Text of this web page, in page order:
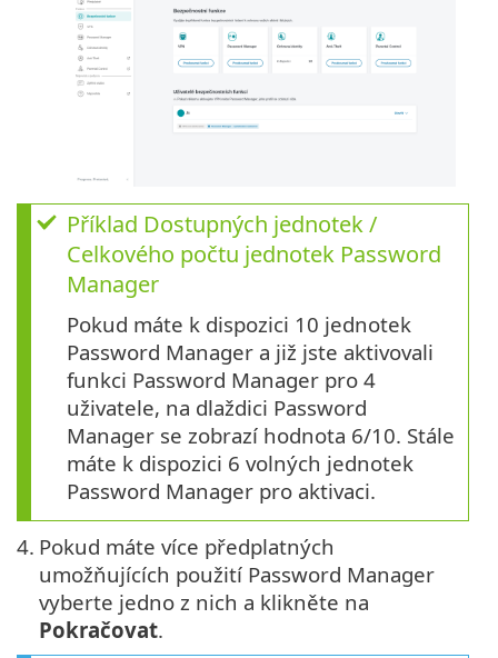
Příklad Dostupných jednotek /
Celkového počtu jednotek Password
Manager
Pokud máte k dispozici 10 jednotek
Password Manager a již jste aktivovali
funkci Password Manager pro 4
uživatele, na dlaždici Password
Manager se zobrazí hodnota 6/10. Stále
máte k dispozici 6 volných jednotek
Password Manager pro aktivaci.
4. Pokud máte více předplatných
umožňujících použití Password Manager
vyberte jedno z nich a klikněte na
Pokračovat.